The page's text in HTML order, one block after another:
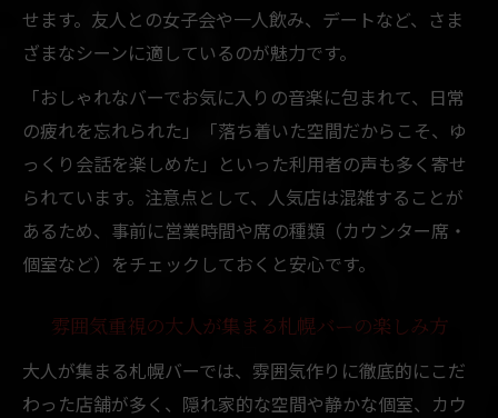
せます。友人との女子会や一人飲み、デートなど、さま
ざまなシーンに適しているのが魅力です。
「おしゃれなバーでお気に入りの音楽に包まれて、日常
の疲れを忘れられた」「落ち着いた空間だからこそ、ゆ
っくり会話を楽しめた」といった利用者の声も多く寄せ
られています。注意点として、人気店は混雑することが
あるため、事前に営業時間や席の種類（カウンター席・
個室など）をチェックしておくと安心です。
雰囲気重視の大人が集まる札幌バーの楽しみ方
大人が集まる札幌バーでは、雰囲気作りに徹底的にこだ
わった店舗が多く、隠れ家的な空間や静かな個室、カウ